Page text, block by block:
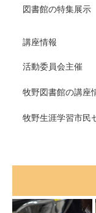
図書館の特集展示
講座情報
活動委員会主催
牧野図書館の講座
牧野生涯学習市民